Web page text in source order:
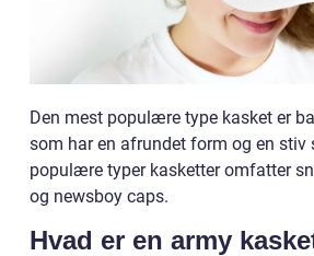
Den mest populære type kasket er
som har en afrundet form og en stiv
populære typer kasketter omfatter
og newsboy caps.
Hvad er en army